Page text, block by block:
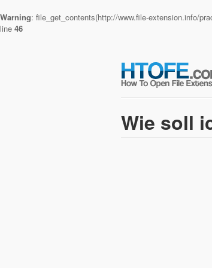
Warning: file_get_contents(http://www.file-extension.info/
line 46
Wie soll